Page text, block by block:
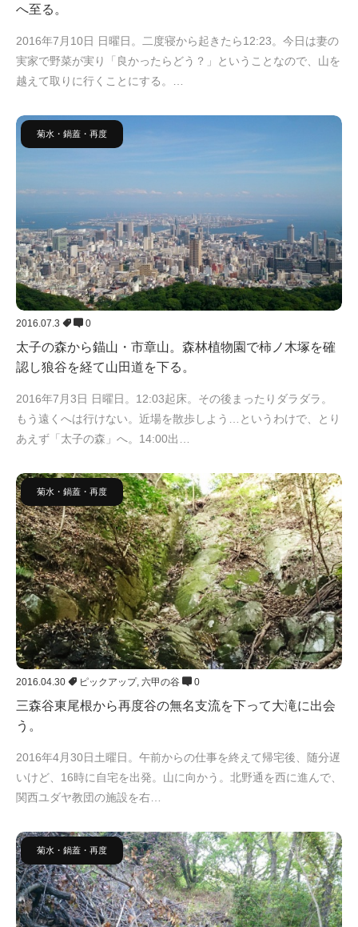
へ至る。
2016年7月10日 日曜日。二度寝から起きたら12:23。今日は妻の
実家で野菜が実り「良かったらどう？」ということなので、山を
越えて取りに行くことにする。…
菊水・鍋蓋・再度
2016.07.3 0
太子の森から錨山・市章山。森林植物園で柿ノ木塚を確
認し狼谷を経て山田道を下る。
2016年7月3日 日曜日。12:03起床。その後まったりダラダラ。
もう遠くへは行けない。近場を散歩しよう…というわけで、とり
あえず「太子の森」へ。14:00出…
菊水・鍋蓋・再度
2016.04.30 ピックアップ, 六甲の谷 0
三森谷東尾根から再度谷の無名支流を下って大滝に出会
う。
2016年4月30日土曜日。午前からの仕事を終えて帰宅後、随分遅
いけど、16時に自宅を出発。山に向かう。北野通を西に進んで、
関西ユダヤ教団の施設を右…
菊水・鍋蓋・再度